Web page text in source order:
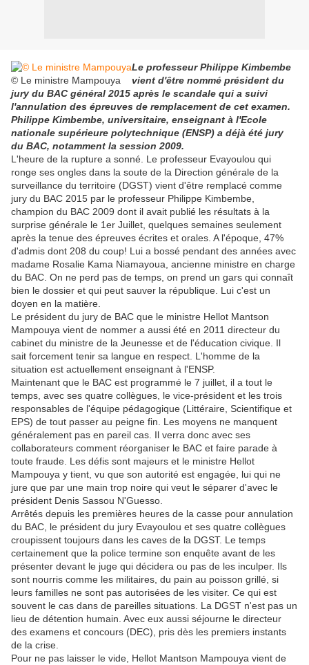
© Le ministre Mampouya
Le professeur Philippe Kimbembe
vient d'être nommé président du
jury du BAC général 2015 après le scandale qui a suivi
l'annulation des épreuves de remplacement de cet examen.
Philippe Kimbembe, universitaire, enseignant à l'Ecole
nationale supérieure polytechnique (ENSP) a déjà été jury
du BAC, notamment la session 2009.
L'heure de la rupture a sonné. Le professeur Evayoulou qui
ronge ses ongles dans la soute de la Direction générale de la
surveillance du territoire (DGST) vient d'être remplacé comme
jury du BAC 2015 par le professeur Philippe Kimbembe,
champion du BAC 2009 dont il avait publié les résultats à la
surprise générale le 1er Juillet, quelques semaines seulement
après la tenue des épreuves écrites et orales. A l'époque, 47%
d'admis dont 208 du coup! Lui a bossé pendant des années avec
madame Rosalie Kama Niamayoua, ancienne ministre en charge
du BAC. On ne perd pas de temps, on prend un gars qui connaît
bien le dossier et qui peut sauver la république. Lui c'est un
doyen en la matière.
Le président du jury de BAC que le ministre Hellot Mantson
Mampouya vient de nommer a aussi été en 2011 directeur du
cabinet du ministre de la Jeunesse et de l'éducation civique. Il
sait forcement tenir sa langue en respect. L'homme de la
situation est actuellement enseignant à l'ENSP.
Maintenant que le BAC est programmé le 7 juillet, il a tout le
temps, avec ses quatre collègues, le vice-président et les trois
responsables de l'équipe pédagogique (Littéraire, Scientifique et
EPS) de tout passer au peigne fin. Les moyens ne manquent
généralement pas en pareil cas. Il verra donc avec ses
collaborateurs comment réorganiser le BAC et faire parade à
toute fraude. Les défis sont majeurs et le ministre Hellot
Mampouya y tient, vu que son autorité est engagée, lui qui ne
jure que par une main trop noire qui veut le séparer d'avec le
président Denis Sassou N'Guesso.
Arrêtés depuis les premières heures de la casse pour annulation
du BAC, le président du jury Evayoulou et ses quatre collègues
croupissent toujours dans les caves de la DGST. Le temps
certainement que la police termine son enquête avant de les
présenter devant le juge qui décidera ou pas de les inculper. Ils
sont nourris comme les militaires, du pain au poisson grillé, si
leurs familles ne sont pas autorisées de les visiter. Ce qui est
souvent le cas dans de pareilles situations. La DGST n'est pas un
lieu de détention humain. Avec eux aussi séjourne le directeur
des examens et concours (DEC), pris dès les premiers instants
de la crise.
Pour ne pas laisser le vide, Hellot Mantson Mampouya vient de